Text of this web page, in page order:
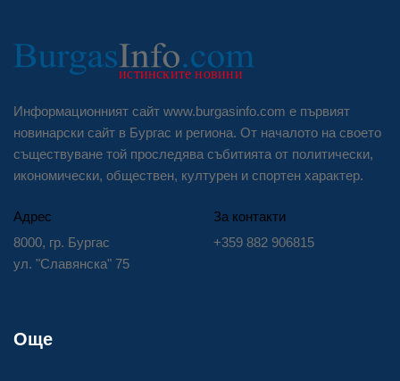
Информационният сайт www.burgasinfo.com е първият
новинарски сайт в Бургас и региона. От началото на своето
съществуване той проследява събитията от политически,
икономически, обществен, културен и спортен характер.
Адрес
8000, гр. Бургас
ул. "Славянска" 75
За контакти
+359 882 906815
Още